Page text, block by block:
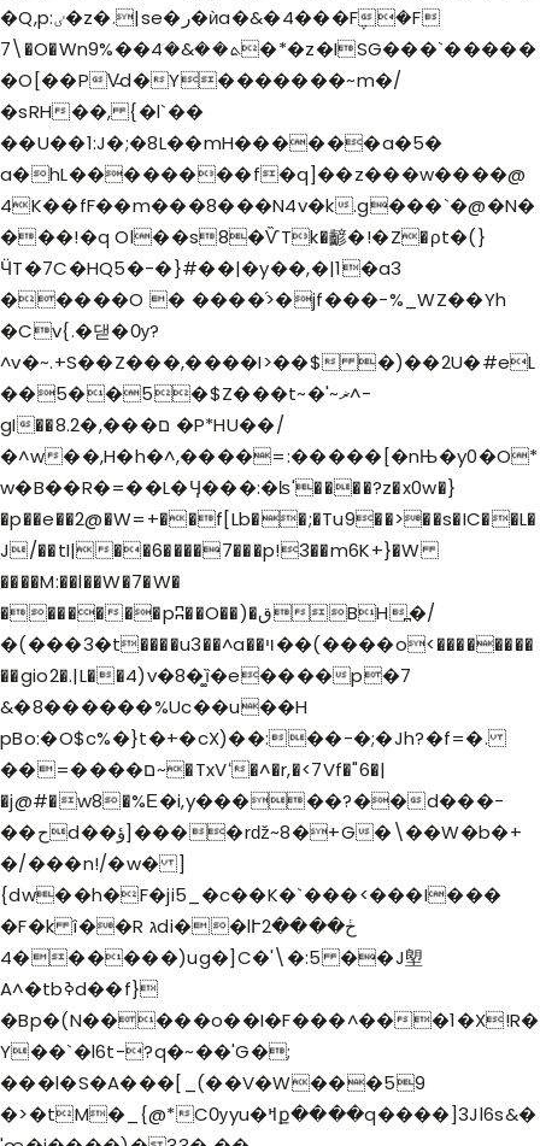
�Q,p:ٸ�z�.|se�ر�ѝa�&�4���F݆�F
7\�O�Wnܬ��&�4��%9�*�z�ISG���`�����
�O[��PV̵d�Y�������~m�/
�sRH��, {�l`��
��U��1:J�;�8L��mH������a�5�
a�hL��������f�q]��z���w����@
4K��fF��m���8���N4v�k.g���`�@�N�
���!�q Ol��s8�ѶTk�齴�!�Z�ρt�(}
ӴT�7C�HQ5�-�}#��|�y��,�|1�a3
�����O � ����֜>�jf���-%_WZ��Yh
�Cv{.�댇�Ѹ?
^v�~.+S��Z���,����I>��$ �)��2U�#eL
��5��5�$Z���t~�'~ޜ^-
gI��8.ם���,�2 �P*HU��/
�^w��,H�h�^,����=:�����[�nЊ�y0�O*
w�B��R�=��L�Ӌ���:�ʪ'����?z�x0w�}
�p��e��2@�W=+��f[Lb��;�Tu9��>��s�IC��L�
J/��tI|��6����7���p!3��m6K+}�W
����M:��l��W�7�W�
�������pʭ��O��)�قBH߽�/
�(���3�t����u3��^a��ױ��(����o<��������
��gio2�.|L��4)v�8�͚ȉ�e����p�7
&�8������%Uc��u��H
pBo:�O$c%�}t�+�cX)��:��-�;�Jh?�f=�.
��=����ם~�TxVʻ�^�r,�<7Vf�"6�|
�j@#�w8�%Ε�i,y�����?��d���-
��حd��ؤ]����rǆ~8�+G�\��W�b�+
�/���n!/�w� ]
{dw��h�F�ji5_�c��K�`���<���I���
�F�k î��R גdi��lՒڂ����2
������4)ug�]C�'\�:5 ��J塱
A^�tbߢd��f}
�Bp�(N�����o��I�F���^���1�X!R�
Y��`�l6t-?q�~��'G�;
���l�S�A���[_ (��V�W���59
�>�tM�_{@*CѸyu�ߞք����q����]3Jl6s&�